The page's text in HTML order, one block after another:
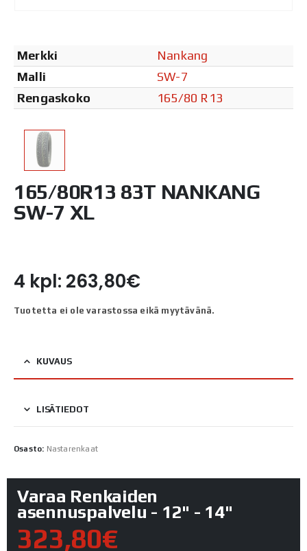
Merkki
Nankang
Malli
SW-7
Rengaskoko
165/80 R13
165/80R13 83T NANKANG
SW-7 XL
4 kpl: 263,80€
Tuotetta ei ole varastossa eikä myytävänä.
KUVAUS
LISÄTIEDOT
Osasto: Nastarenkaat
Varaa Renkaiden
asennuspalvelu - 12" - 14"
323,80€